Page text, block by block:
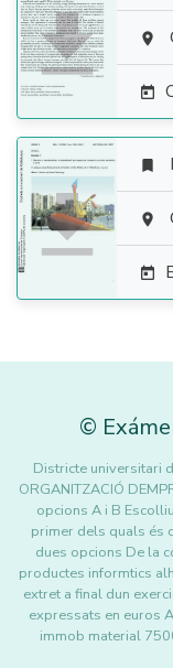
 





©
Districte universitari
ORGANITZACIÓ
opcions A i B
primer dels quals és
dues opcions De la
productes informtics
extret a final dun
expressats en euros
immob material